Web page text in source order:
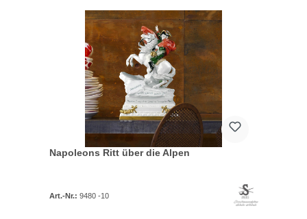
Napoleons Ritt über die Alpen
Art.-Nr.:9480 -10